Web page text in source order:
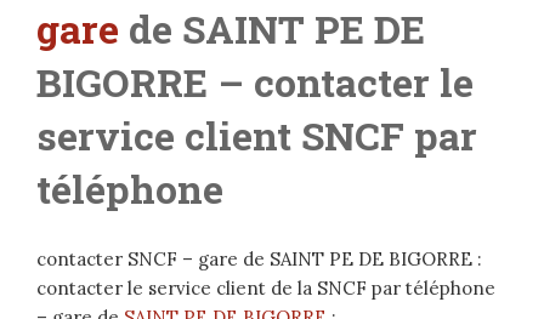
gare de SAINT PE DE
BIGORRE – contacter le
service client SNCF par
téléphone
contacter SNCF – gare de SAINT PE DE BIGORRE :
contacter le service client de la SNCF par téléphone